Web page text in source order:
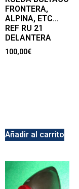
FRONTERA,
ALPINA, ETC…
REF RU 21
DELANTERA
100,00€
Añadir al carrito